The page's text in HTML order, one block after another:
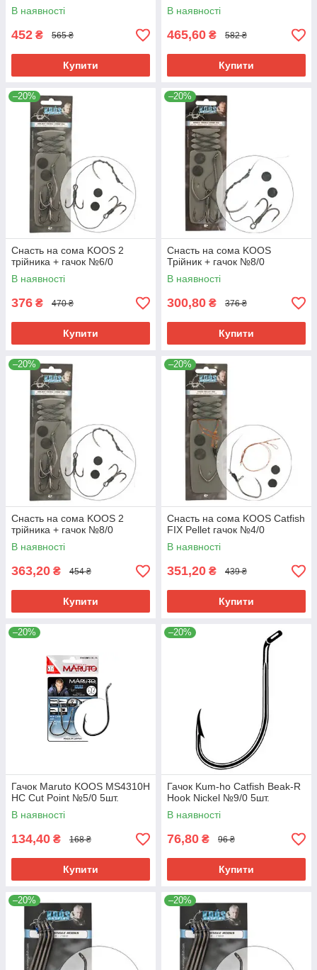
В наявності
452 ₴ 565 ₴
Купити
В наявності
465,60 ₴ 582 ₴
Купити
–20%
Снасть на сома KOOS 2
трійника + гачок №6/0
В наявності
376 ₴ 470 ₴
Купити
–20%
Снасть на сома KOOS
Трійник + гачок №8/0
В наявності
300,80 ₴ 376 ₴
Купити
–20%
Снасть на сома KOOS 2
трійника + гачок №8/0
В наявності
363,20 ₴ 454 ₴
Купити
–20%
Снасть на сома KOOS Catfish
FIX Pellet гачок №4/0
В наявності
351,20 ₴ 439 ₴
Купити
–20%
Гачок Maruto KOOS MS4310H
HC Cut Point №5/0 5шт.
В наявності
134,40 ₴ 168 ₴
Купити
–20%
Гачок Kum-ho Catfish Beak-R
Hook Nickel №9/0 5шт.
В наявності
76,80 ₴ 96 ₴
Купити
–20% –20%